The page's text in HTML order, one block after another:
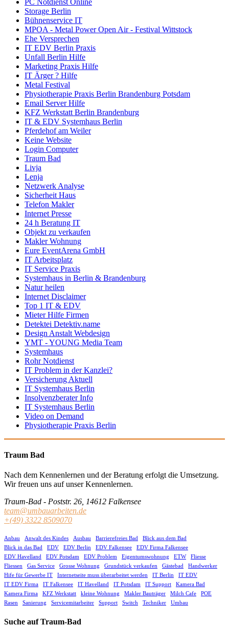
Storage Berlin
Bühnenservice IT
MPOA - Metal Power Open Air - Festival Wittstock
Ehe Versprechen
IT EDV Berlin Praxis
Unfall Berlin Hilfe
Marketing Praxis Hilfe
IT Ärger ? Hilfe
Metal Festival
Physiotherapie Praxis Berlin Brandenburg Potsdam
Email Server Hilfe
KFZ Werkstatt Berlin Brandenburg
IT & EDV Systemhaus Berlin
Pferdehof am Weiler
Keine Website
Login Computer
Traum Bad
Livja
Lenja
Netzwerk Analyse
Sicherheit Haus
Telefon Makler
Internet Presse
24 h Beratung IT
Objekt zu verkaufen
Makler Wohnung
Eure EventArena GmbH
IT Arbeitsplatz
IT Service Praxis
Systemhaus in Berlin & Brandenburg
Natur heilen
Internet Disclaimer
Top 1 IT & EDV
Mieter Hilfe Firmen
Detektei Detektiv.name
Design Anstalt Webdesign
YMT - YOUNG Media Team
Systemhaus
Rohr Notdienst
IT Problem in der Kanzlei?
Versicherung Aktuell
IT Systemhaus Berlin
Insolvenzberater Info
IT Systemhaus Berlin
Video on Demand
Physiotherapie Praxis Berlin
Traum Bad
Nach dem Kennenlernen und der Beratung erfolgt die Umsetzung.
Wir freuen uns auf unser Kennenlernen.
Traum-Bad - Poststr. 26, 14612 Falkensee
team@umbauarbeiten.de
+(49) 3322 8509070
Anbau Anwalt des Kindes Ausbau Barrierefreies Bad
Blick aus dem Bad
Blick in das Bad
EDV EDV Berlin EDV Falkensee
EDV Firma Falkensee
EDV Havelland
EDV Potsdam EDV Problem Eigentumswohnung ETW
Fliesse
Fliessen
Gas Service Grosse Wohnung Grundstück verkaufen Gästebad
Handwerker
Hife für Gewerbe IT
Internetseite muss überarbeitet werden IT Berlin
IT EDV
IT EDV Firma
IT Falkensee IT Havelland IT Potsdam IT Support
Kamera Bad
Kamera Firma
KFZ Werkstatt kleine Wohnung Makler Bauträger Milch Cafe
POE
Rasen
Sanierung Servicemitarbeiter Support Switch Techniker Umbau
Suche auf Traum-Bad